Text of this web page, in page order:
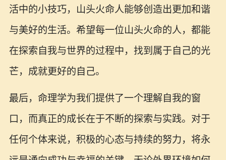
活中的小技巧，山头火命人能够创造出更加和谐
与美好的生活。希望每一位山头火命的人，都能
在探索自我与世界的过程中，找到属于自己的光
芒，成就更好的自己。
最后，命理学为我们提供了一个理解自我的窗
口，而真正的成长在于不断的探索与实践。对于
任何个体来说，积极的心态与持续的努力，将永